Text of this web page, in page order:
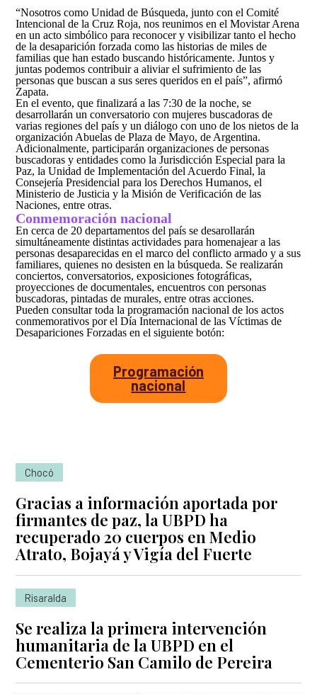
“Nosotros como Unidad de Búsqueda, junto con el Comité
Intencional de la Cruz Roja, nos reunimos en el Movistar Arena
en un acto simbólico para reconocer y visibilizar tanto el hecho
de la desaparición forzada como las historias de miles de
familias que han estado buscando históricamente. Juntos y
juntas podemos contribuir a aliviar el sufrimiento de las
personas que buscan a sus seres queridos en el país”, afirmó
Zapata.
En el evento, que finalizará a las 7:30 de la noche, se
desarrollarán un conversatorio con mujeres buscadoras de
varias regiones del país y un diálogo con uno de los nietos de la
organización Abuelas de Plaza de Mayo, de Argentina.
Adicionalmente, participarán organizaciones de personas
buscadoras y entidades como la Jurisdicción Especial para la
Paz, la Unidad de Implementación del Acuerdo Final, la
Consejería Presidencial para los Derechos Humanos, el
Ministerio de Justicia y la Misión de Verificación de las
Naciones, entre otras.
Conmemoración nacional
En cerca de 20 departamentos del país se desarollarán
simultáneamente distintas actividades para homenajear a las
personas desaparecidas en el marco del conflicto armado y a sus
familiares, quienes no desisten en la búsqueda. Se realizarán
conciertos, conversatorios, exposiciones fotográficas,
proyecciones de documentales, encuentros con personas
buscadoras, pintadas de murales, entre otras acciones.
Pueden consultar toda la programación nacional de los actos
conmemorativos por el Día Internacional de las Víctimas de
Desapariciones Forzadas en el siguiente botón:
Programación
nacional
Chocó
Gracias a información aportada por
firmantes de paz, la UBPD ha
recuperado 20 cuerpos en Medio
Atrato, Bojayá y Vigía del Fuerte
Risaralda
Se realiza la primera intervención
humanitaria de la UBPD en el
Cementerio San Camilo de Pereira